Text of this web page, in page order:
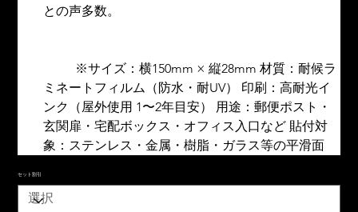
との声多数。
ミネートフィルム（防水・耐UV） 印刷：高耐光イ
ンク（屋外使用 1〜2年目安） 用途：郵便ポスト・
玄関扉・宅配ボックス・オフィス入口など 貼付対
象：ステンレス・金属・樹脂・ガラス等の平滑面
セット割引